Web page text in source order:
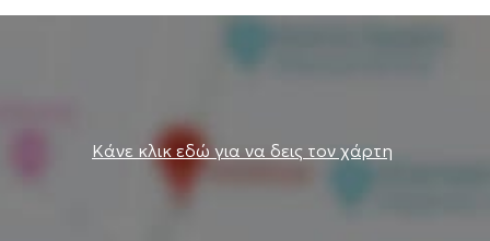
οικονομικής διαχείρισης (Personal Finance) και τρόπους
απόλαυση της ζωής του κάθε πελάτη.
Την περιγραφή επιμελείται η ομάδα του doctoranytime βασισμένη σε
επαληθευμένες πληροφορίες.
Κάνε κλικ εδώ για να δεις τον χάρτη